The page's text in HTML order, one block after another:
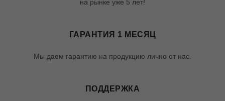
на рынке уже 5 лет!
ГАРАНТИЯ 1 МЕСЯЦ
Мы даем гарантию на продукцию лично от нас.
ПОДДЕРЖКА